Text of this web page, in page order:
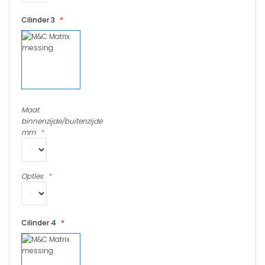
De M&C Matrix cilinder is leverbaar in verschillende
maatvoeringen beginnend vanaf 32/32 en wordt verlengd in
Let op: De cilinders van M&C zijn maatwerk en vallen buiten het
Cilinder 3
Maat
binnenzijde/buitenzijde
mm
Opties
Cilinder 4